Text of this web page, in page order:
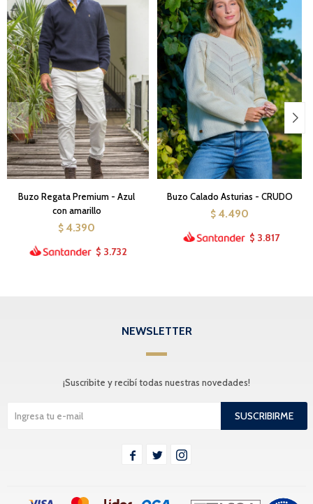
Buzo Regata Premium - Azul
con amarillo
$ 4.390
$ 3.732
Buzo Calado Asturias - CRUDO
$ 4.490
$ 3.817
NEWSLETTER
¡Suscribite y recibí todas nuestras novedades!
SUSCRIBIRME
  